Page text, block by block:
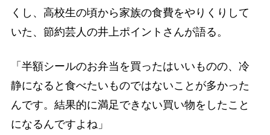
くし、高校生の頃から家族の食費をやりくりして
いた、節約芸人の井上ポイントさんが語る。
「半額シールのお弁当を買ったはいいものの、冷
静になると食べたいものではないことが多かった
んです。結果的に満足できない買い物をしたこと
になるんですよね」